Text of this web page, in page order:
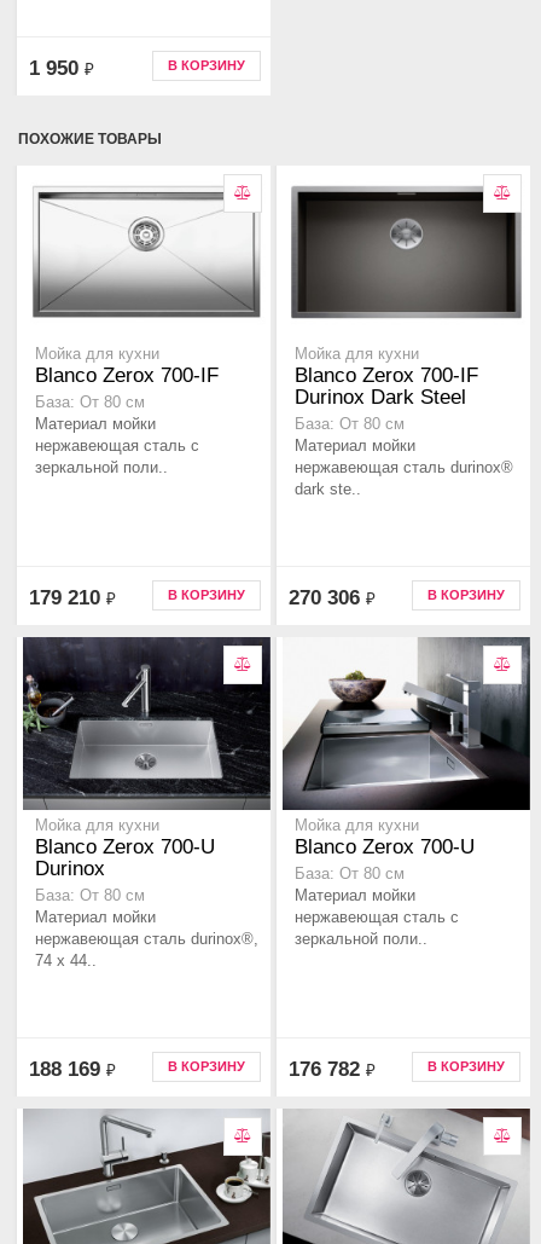
1 950 ₽ В КОРЗИНУ
ПОХОЖИЕ ТОВАРЫ
Мойка для кухни
Blanco Zerox 700-IF
База: От 80 см
Материал мойки
нержавеющая сталь с
зеркальной поли..
179 210 ₽ В КОРЗИНУ
Мойка для кухни
Blanco Zerox 700-IF
Durinox Dark Steel
База: От 80 см
Материал мойки
нержавеющая сталь durinox®
dark ste..
270 306 ₽ В КОРЗИНУ
Мойка для кухни
Blanco Zerox 700-U
Durinox
База: От 80 см
Материал мойки
нержавеющая сталь durinox®,
74 x 44..
188 169 ₽ В КОРЗИНУ
Мойка для кухни
Blanco Zerox 700-U
База: От 80 см
Материал мойки
нержавеющая сталь с
зеркальной поли..
176 782 ₽ В КОРЗИНУ